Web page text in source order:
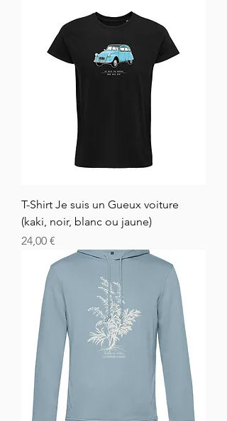
T-Shirt Je suis un Gueux voiture
(kaki, noir, blanc ou jaune)
Hinta
24,00 €